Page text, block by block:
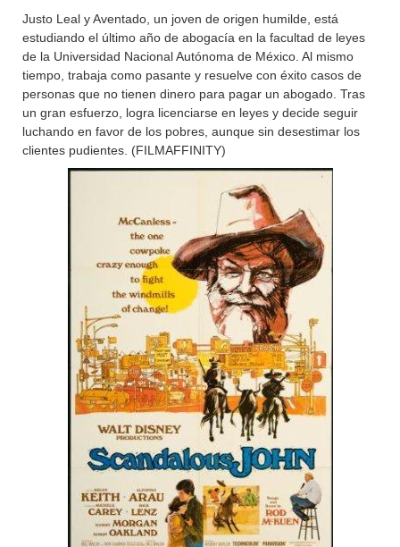
Justo Leal y Aventado, un joven de origen humilde, está
estudiando el último año de abogacía en la facultad de leyes
de la Universidad Nacional Autónoma de México. Al mismo
tiempo, trabaja como pasante y resuelve con éxito casos de
personas que no tienen dinero para pagar un abogado. Tras
un gran esfuerzo, logra licenciarse en leyes y decide seguir
luchando en favor de los pobres, aunque sin desestimar los
clientes pudientes. (FILMAFFINITY)